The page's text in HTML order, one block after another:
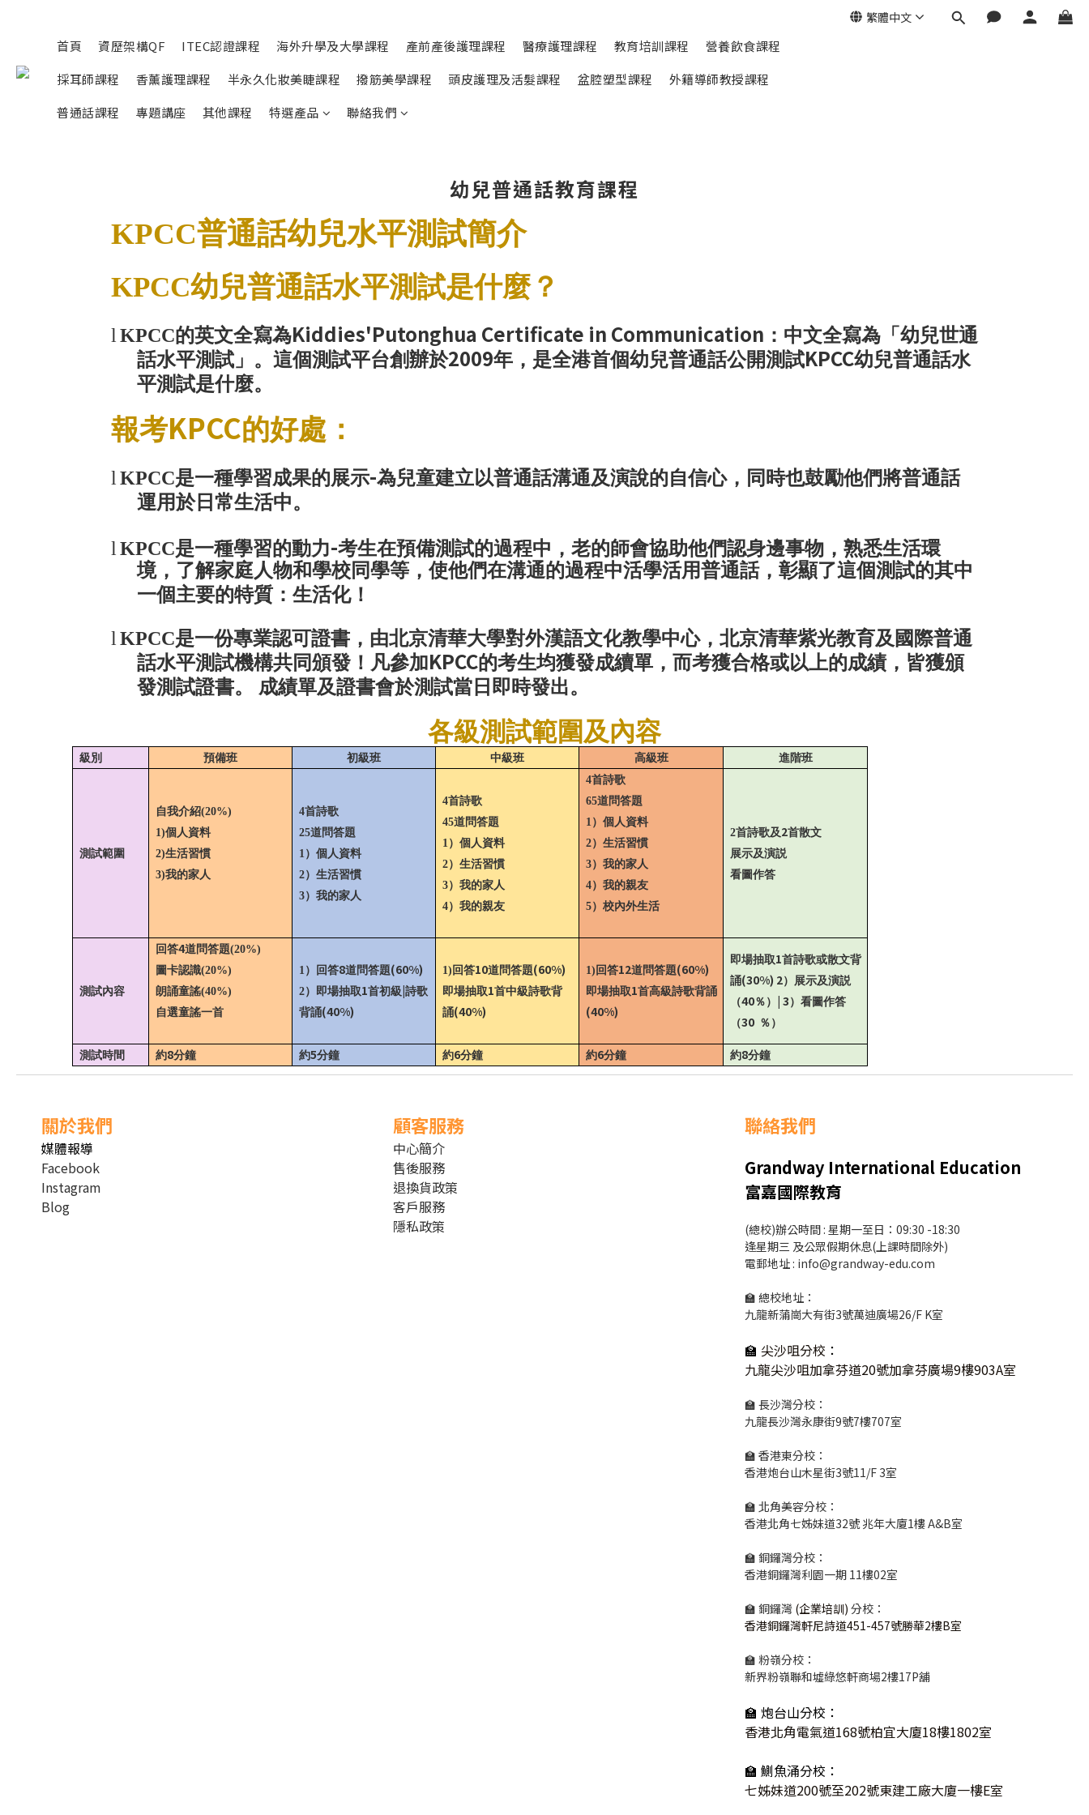
繁體中文
首頁 資歷架構QF ITEC認證課程 海外升學及大學課程 產前產後護理課程 醫療護理課程 教育培訓課程
營養飲食課程
採耳師課程
香薰護理課程 半永久化妝美睫課程 撥筋美學課程 頭皮護理及活髮課程 盆腔塑型課程
外籍導師教授課程
普通話課程
專題講座 其他課程 特選產品 聯絡我們
幼兒普通話教育課程
KPCC普通話幼兒水平測試簡介
KPCC幼兒普通話水平測試是什麼？
l KPCC的英文全寫為Kiddies'Putonghua Certificate in Communication ：中文全寫為「幼兒世通
話水平測試」。這個測試平台創辦於2009年，是全港首個幼兒普通話公開測試KPCC幼兒普通話水
平測試是什麼。
報考KPCC的好處：
l KPCC是一種學習成果的展示-為兒童建立以普通話溝通及演說的自信心，同時也鼓勵他們將普通話
運用於日常生活中。
l KPCC是一種學習的動力-考生在預備測試的過程中，老的師會協助他們認身邊事物，熟悉生活環
境，了解家庭人物和學校同學等，使他們在溝通的過程中活學活用普通話，彰顯了這個測試的其中
一個主要的特質：生活化！
l KPCC是一份專業認可證書，由北京清華大學對外漢語文化教學中心，北京清華紫光教育及國際普通
話水平測試機構共同頒發！凡參加KPCC的考生均獲發成續單，而考獲合格或以上的成績，皆獲頒
發測試證書。 成績單及證書會於測試當日即時發出。
各級測試範圍及內容
級別 預備班 初級班 中級班 高級班 進階班
測試範圍
自我介紹(20%)
1)個人資料
2)生活習慣
3)我的家人
4首詩歌
25道問答題
1）個人資料
2）生活習慣
3）我的家人
4首詩歌
45道問答題
1）個人資料
2）生活習慣
3）我的家人
4）我的親友
4首詩歌
65道問答題
1）個人資料
2）生活習慣
3）我的家人
4）我的親友
5）校內外生活
2首詩歌及2首散文
展示及演説
看圖作答
測試內容
回答4道問答題(20%)
圖卡認識(20%)
朗誦童謠(40%)
自選童謠一首
1）回答8道問答題(60%)
2）即場抽取1首初級|詩歌
背誦(40%)
1) 回答10道問答題(60%)
即場抽取1首中級詩歌背
誦(40%)
1) 回答12道問答題(60%)
即場抽取1首高級詩歌背誦
(40%)
即場抽取1首詩歌或散文背
誦(30%) 2）展示及演説
（40％） | 3 ）看圖作答
（30 ％）
測試時間 約8分鐘 約5分鐘 約6分鐘 約6分鐘 約8分鐘
關於我們
媒體報導
Facebook
Instagram
Blog
顧客服務
中心簡介
售後服務
退換貨政策
客戶服務
隱私政策
聯絡我們
Grandway International Education
富嘉國際教育
(總校)辦公時間 : 星期一至日：09:30 -18:30
逢星期三 及公眾假期休息(上課時間除外)
電郵地址 : info@grandway-edu.com
🏫 總校地址：
九龍新蒲崗大有街3號萬迪廣場26/F K室
🏫 尖沙咀分校 ：
九龍尖沙咀加拿芬道20號加拿芬廣場9樓903A室
🏫 長沙灣分校：
九龍長沙灣永康街9號7樓707室
🏫 香港東分校：
香港炮台山木星街3號11/F 3室
🏫 北角美容分校：
香港北角七姊妹道32號 兆年大廈1樓 A&B室
🏫 銅鑼灣分校：
香港銅鑼灣利園一期 11樓02室
🏫 銅鑼灣 (企業培訓) 分校：
香港銅鑼灣軒尼詩道451-457號勝華2樓B室
🏫 粉嶺分校：
新界粉嶺聯和墟綠悠軒商場2樓17P舖
🏫 炮台山分校：
香港北角電氣道168號柏宜大廈18樓1802室
🏫 鰂魚涌分校：
七姊妹道200號至202號東建工廠大廈一樓E室